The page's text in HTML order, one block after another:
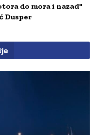
do mora i nazad"
Dusper